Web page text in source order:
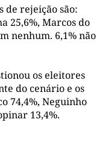
de rejeição são:
25,6%, Marcos do
nenhum. 6,1% não
os eleitores
do cenário e os
74,4%, Neguinho
13,4%.